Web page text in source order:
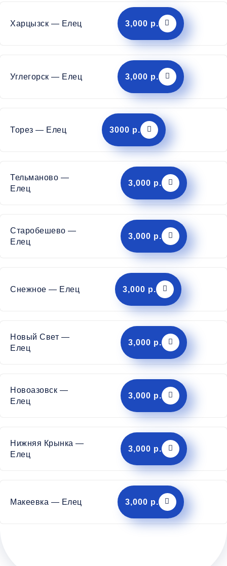
Харцызск — Елец 3,000 р.
Углегорск — Елец 3,000 р.
Торез — Елец 3000 р.
Тельманово —
Елец
3,000 р.
Старобешево —
Елец
3,000 р.
Снежное — Елец 3,000 р.
Новый Свет —
Елец
3,000 р.
Новоазовск —
Елец
3,000 р.
Нижняя Крынка —
Елец
3,000 р.
Макеевка — Елец 3,000 р.